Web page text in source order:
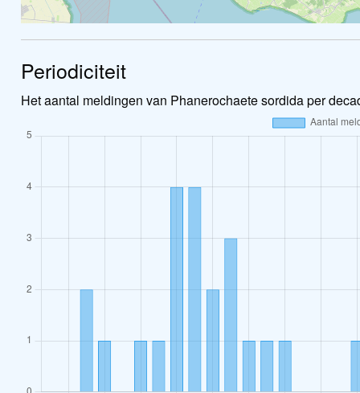
Periodiciteit
Het aantal meldingen van Phanerochaete sordida per